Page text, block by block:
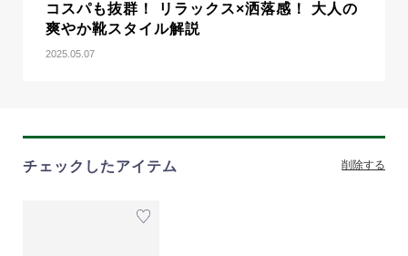
コスパも抜群！ リラックス×洒落感！ 大人の
爽やか靴スタイル解説
2025.05.07
チェックしたアイテム 削除する